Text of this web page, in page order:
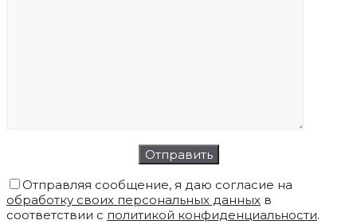
Отправляя сообщение, я даю согласие на
обработку своих персональных данных в
соответствии с политикой конфиденциальности.